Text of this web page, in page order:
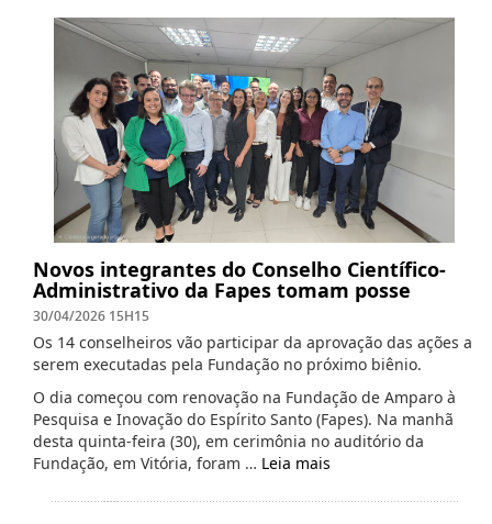
Novos integrantes do Conselho Científico-
Administrativo da Fapes tomam posse
30/04/2026 15H15
Os 14 conselheiros vão participar da aprovação das ações a
serem executadas pela Fundação no próximo biênio.
O dia começou com renovação na Fundação de Amparo à
Pesquisa e Inovação do Espírito Santo (Fapes). Na manhã
desta quinta-feira (30), em cerimônia no auditório da
Fundação, em Vitória, foram … Leia mais